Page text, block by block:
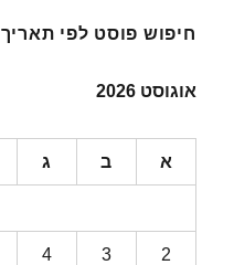
חיפוש פוסט לפי תאריך
אוגוסט 2026
א ב ג
2
3
4